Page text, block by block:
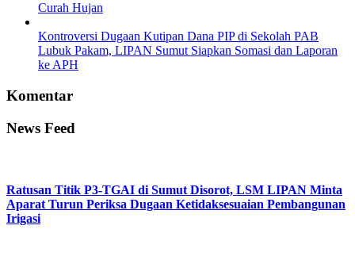
Curah Hujan
Kontroversi Dugaan Kutipan Dana PIP di Sekolah PAB
Lubuk Pakam, LIPAN Sumut Siapkan Somasi dan Laporan
ke APH
Komentar
News Feed
Ratusan Titik P3-TGAI di Sumut Disorot, LSM LIPAN Minta
Aparat Turun Periksa Dugaan Ketidaksesuaian Pembangunan
Irigasi